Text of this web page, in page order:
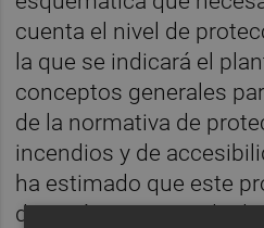
cuenta el nivel de
la que se indicará el
conceptos generales
de la normativa de
incendios y de
ha estimado que este
duración aproximada